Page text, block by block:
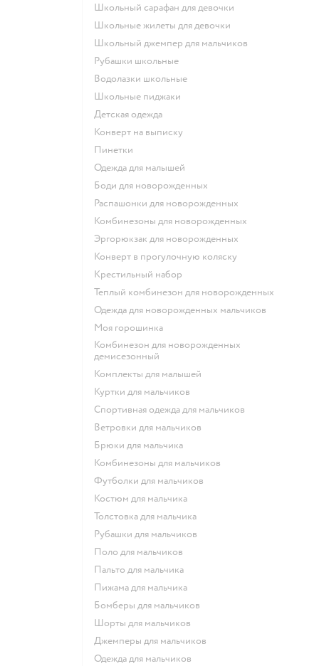
Школьный сарафан для девочки
Школьные жилеты для девочки
Школьный джемпер для мальчиков
Рубашки школьные
Водолазки школьные
Школьные пиджаки
Детская одежда
Конверт на выписку
Пинетки
Одежда для малышей
Боди для новорожденных
Распашонки для новорожденных
Комбинезоны для новорожденных
Эргорюкзак для новорожденных
Конверт в прогулочную коляску
Крестильный набор
Теплый комбинезон для новорожденных
Одежда для новорожденных мальчиков
Моя горошинка
Комбинезон для новорожденных
демисезонный
Комплекты для малышей
Куртки для мальчиков
Спортивная одежда для мальчиков
Ветровки для мальчиков
Брюки для мальчика
Комбинезоны для мальчиков
Футболки для мальчиков
Костюм для мальчика
Толстовка для мальчика
Рубашки для мальчиков
Поло для мальчиков
Пальто для мальчика
Пижама для мальчика
Бомберы для мальчиков
Шорты для мальчиков
Джемперы для мальчиков
Одежда для мальчиков